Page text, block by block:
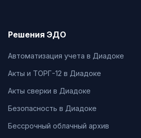
Решения ЭДО
Автоматизация учета в Диадоке
Акты и ТОРГ-12 в Диадоке
Акты сверки в Диадоке
Безопасность в Диадоке
Бессрочный облачный архив